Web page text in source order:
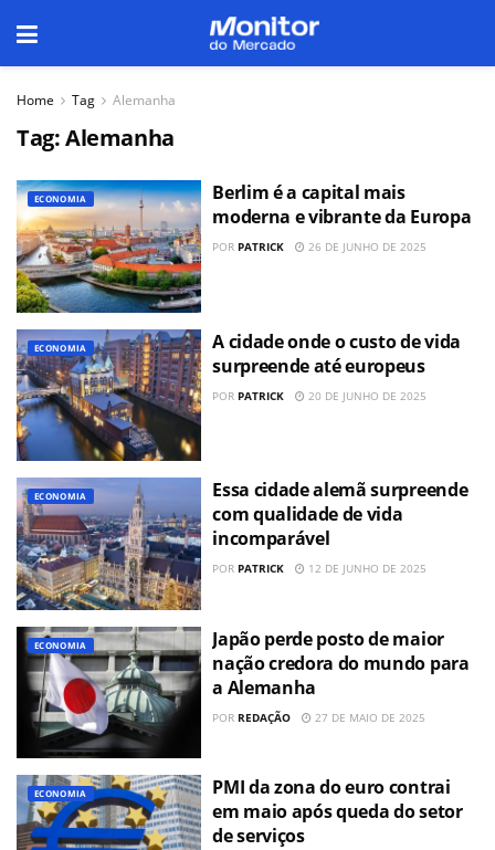
Home Tag Alemanha
Tag:Alemanha
ECONOMIA
Berlim é a capital mais
moderna e vibrante da Europa
POR PATRICK 26 DE JUNHO DE 2025
ECONOMIA
A cidade onde o custo de vida
surpreende até europeus
POR PATRICK 20 DE JUNHO DE 2025
ECONOMIA
Essa cidade alemã surpreende
com qualidade de vida
incomparável
POR PATRICK 12 DE JUNHO DE 2025
ECONOMIA
Japão perde posto de maior
nação credora do mundo para
a Alemanha
POR REDAÇÃO 27 DE MAIO DE 2025
ECONOMIA
PMI da zona do euro contrai
em maio após queda do setor
de serviços